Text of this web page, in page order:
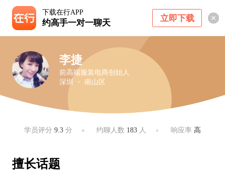
下载在行APP
约高手一对一聊天 立即下载
李捷
前高端服装电商创始人
深圳 ・ 南山区
学员评分9.3 分 约聊人数 183 人 响应率 高
擅长话题